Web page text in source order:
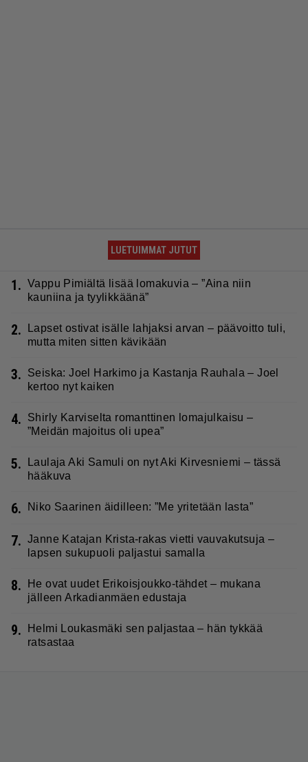
LUETUIMMAT JUTUT
1. Vappu Pimiältä lisää lomakuvia – ”Aina niin
kauniina ja tyylikkäänä”
2.
Lapset ostivat isälle lahjaksi arvan – päävoitto tuli,
mutta miten sitten kävikään
3.
Seiska: Joel Harkimo ja Kastanja Rauhala – Joel
kertoo nyt kaiken
4.
Shirly Karviselta romanttinen lomajulkaisu –
”Meidän majoitus oli upea”
5.
Laulaja Aki Samuli on nyt Aki Kirvesniemi – tässä
hääkuva
6. Niko Saarinen äidilleen: ”Me yritetään lasta”
7. Janne Katajan Krista-rakas vietti vauvakutsuja –
lapsen sukupuoli paljastui samalla
8.
He ovat uudet Erikoisjoukko-tähdet – mukana
jälleen Arkadianmäen edustaja
9.
Helmi Loukasmäki sen paljastaa – hän tykkää
ratsastaa